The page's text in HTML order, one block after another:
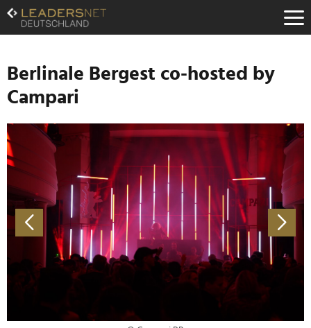
Zum
Inhalt
Zur
Navigation
Zur
Hauptnavigation
Berlinale Bergest co-hosted by
Campari